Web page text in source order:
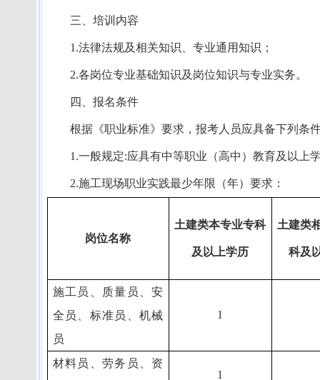
三、培训内容
1.法律法规及相关知识、专业通用知识；
2.各岗位专业基础知识及岗位知识与专业实务。
四、报名条件
根据《职业标准》要求，报考人员应具备下列条
1.一般规定:应具有中等职业（高中）教育及以上
2.施工现场职业实践最少年限（年）要求：
岗位名称
土建类本专业专科
及以上学历
土建类
科及
施工员、质量员、安
全员、标准员、机械
员
1
材料员、劳务员、资
1